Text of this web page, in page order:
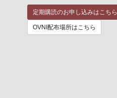
定期購読のお申し込みはこちら
OVNI配布場所はこちら